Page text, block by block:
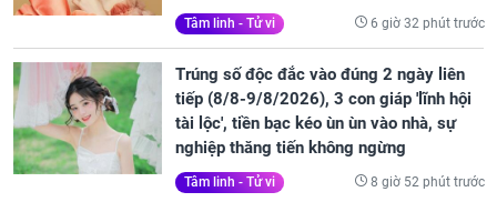
Tâm linh - Tử vi 6 giờ 32 phút trước
Trúng số độc đắc vào đúng 2 ngày liên
tiếp (8/8-9/8/2026), 3 con giáp 'lĩnh hội
tài lộc', tiền bạc kéo ùn ùn vào nhà, sự
nghiệp thăng tiến không ngừng
Tâm linh - Tử vi 8 giờ 52 phút trước